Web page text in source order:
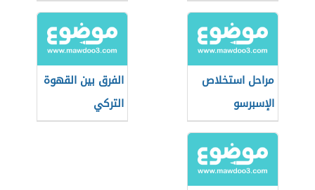
مراحل استخلاص
الإسبرسو
الفرق بين القهوة
التركي
والإسبريسو